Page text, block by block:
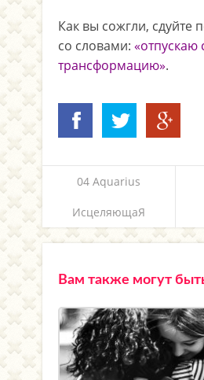
Как вы сожгли, сдуйте
со словами:
трансформацию».
04 Aquarius
ИсцеляющаЯ
Вам также могут